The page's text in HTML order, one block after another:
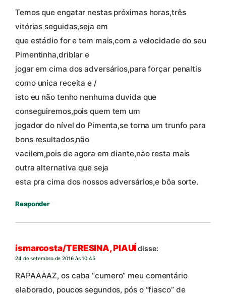
Temos que engatar nestas próximas horas,três
vitórias seguidas,seja em
que estádio for e tem mais,com a velocidade do seu
Pimentinha,driblar e
jogar em cima dos adversários,para forçar penaltis
como unica receita e /
isto eu não tenho nenhuma duvida que
conseguiremos,pois quem tem um
jogador do nível do Pimenta,se torna um trunfo para
bons resultados,não
vacilem,pois de agora em diante,não resta mais
outra alternativa que seja
esta pra cima dos nossos adversários,e bôa sorte.
Responder
ismarcosta/TERESINA, PIAUÍdisse:
24 de setembro de 2016 às 10:45
RAPAAAAZ, os caba “cumero” meu comentário
elaborado, poucos segundos, pós o “fiasco” de